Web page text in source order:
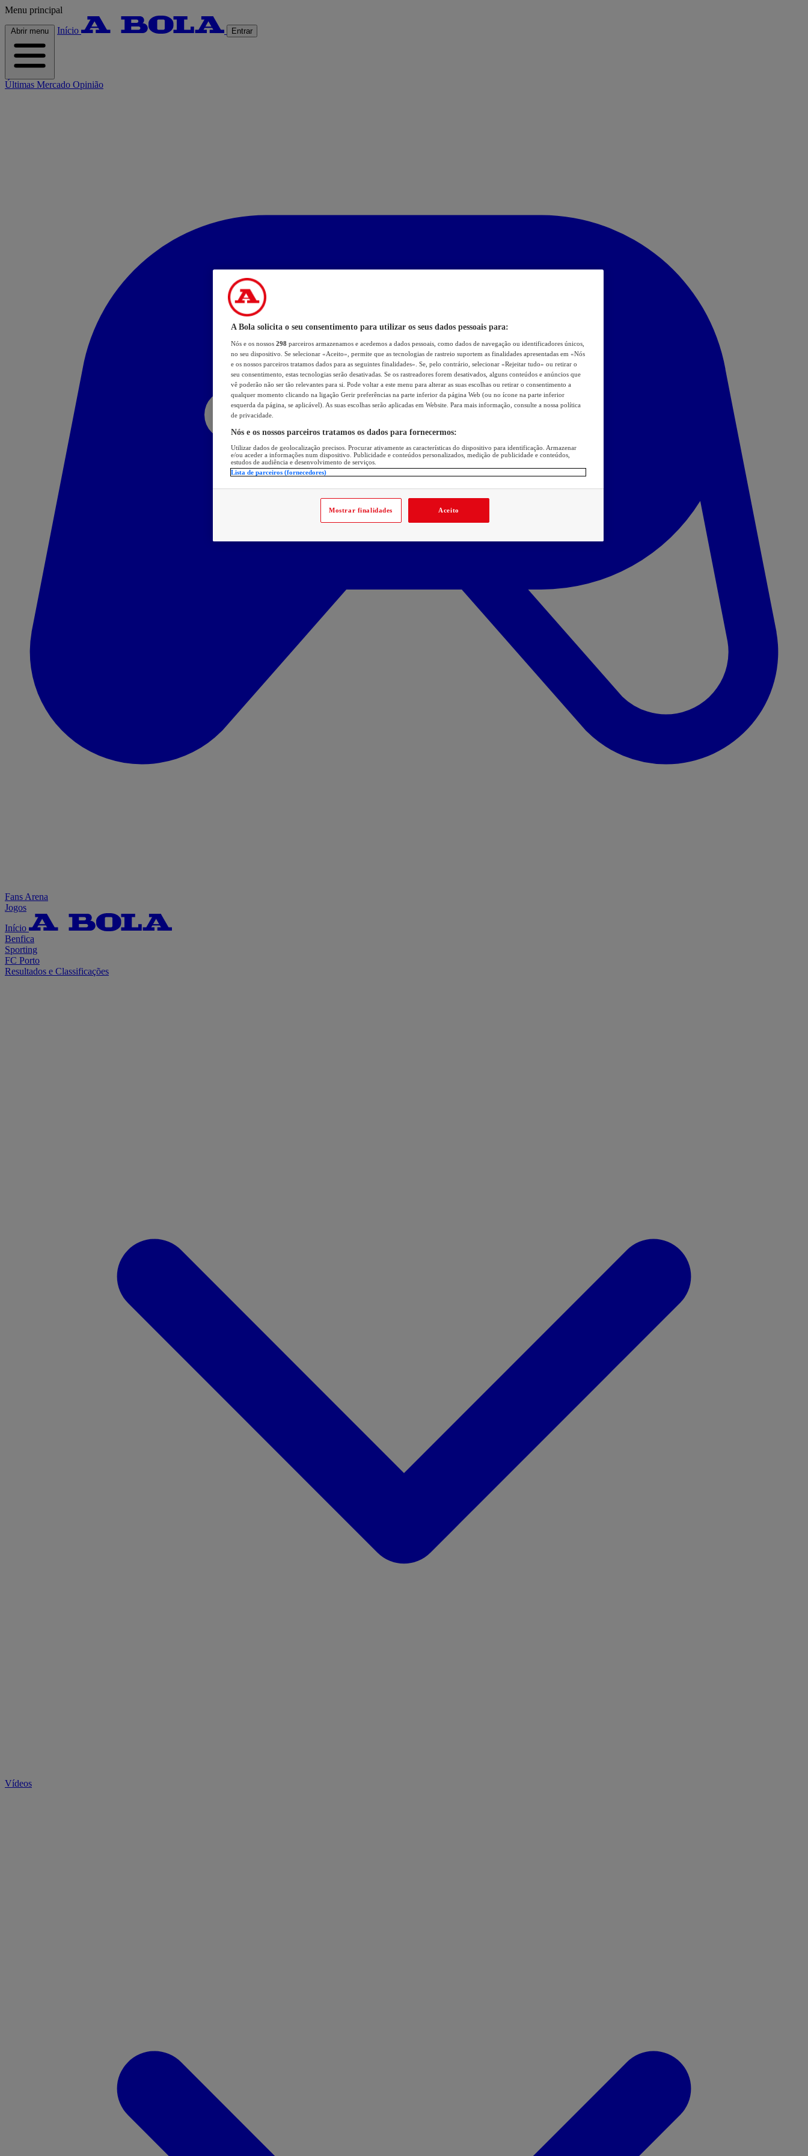
Menu principal
Abrir menu Início Entrar
Últimas Mercado Opinião
Fans Arena
Jogos
Início
Benfica
Sporting
FC Porto
Resultados e Classificações
Vídeos
A Bola solicita o seu consentimento para utilizar os seus dados pessoais para:
Nós e os nossos 298 parceiros armazenamos e acedemos a dados pessoais, como dados de navegação ou identificadores únicos,
no seu dispositivo. Se selecionar «Aceito», permite que as tecnologias de rastreio suportem as finalidades apresentadas em «Nós
e os nossos parceiros tratamos dados para as seguintes finalidades». Se, pelo contrário, selecionar «Rejeitar tudo» ou retirar o
seu consentimento, estas tecnologias serão desativadas. Se os rastreadores forem desativados, alguns conteúdos e anúncios que
vê poderão não ser tão relevantes para si. Pode voltar a este menu para alterar as suas escolhas ou retirar o consentimento a
qualquer momento clicando na ligação Gerir preferências na parte inferior da página Web (ou no ícone na parte inferior
esquerda da página, se aplicável). As suas escolhas serão aplicadas em Website. Para mais informação, consulte a nossa política
de privacidade.
Nós e os nossos parceiros tratamos os dados para fornecermos:
Utilizar dados de geolocalização precisos. Procurar ativamente as características do dispositivo para identificação. Armazenar
e/ou aceder a informações num dispositivo. Publicidade e conteúdos personalizados, medição de publicidade e conteúdos,
estudos de audiência e desenvolvimento de serviços.
Lista de parceiros (fornecedores)
Mostrar finalidades Aceito